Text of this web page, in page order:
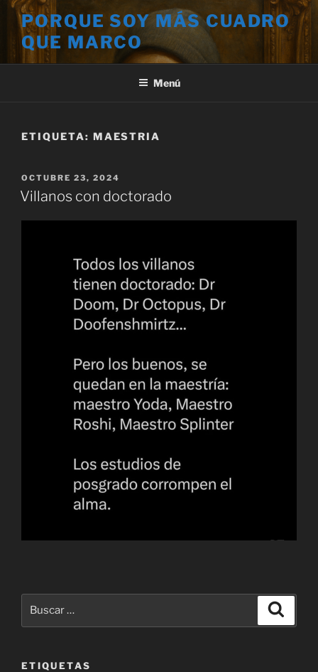
Saltar
contenido
PORQUE SOY MÁS CUADRO
QUE MARCO
Menú
ETIQUETA: MAESTRIA
PUBLICADO
EL
OCTUBRE 23, 2024
Villanos con doctorado
ETIQUETAS